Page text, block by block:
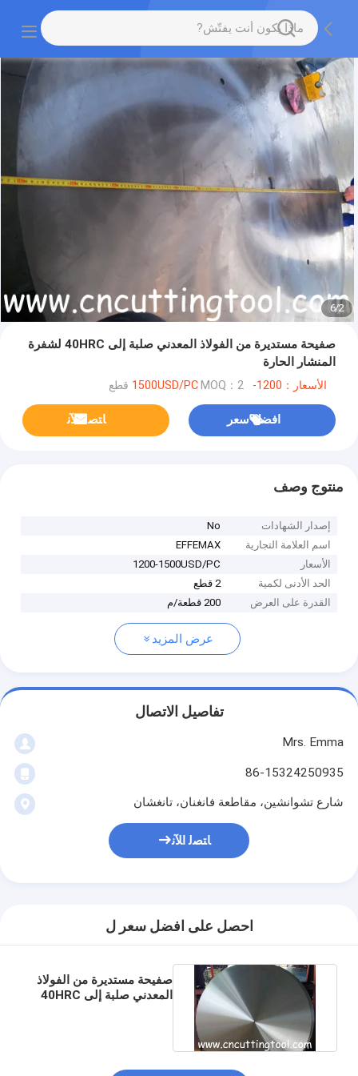
2
/
6
صفيحة مستديرة من الفولاذ المعدني صلبة إلى 40HRC لشفرة
المنشار الحارة
الأسعار：1200-1500USD/PC MOQ：2 قطع
افضل سعر ﺎﺘﺼﻟ ﺍﻶﻧ
منتوج وصف
إصدار الشهادات
No
اسم العلامة التجارية
EFFEMAX
الأسعار
1200-1500USD/PC
الحد الأدنى لكمية
2 قطع
القدرة على العرض
200 قطعة/م
عرض المزيد
تفاصيل الاتصال
Mrs. Emma
86-15324250935
شارع تشوانشين، مقاطعة فانغنان، تانغشان
ﺎﺘﺼﻟ ﺍﻶﻧ
احصل على افضل سعر ل
صفيحة مستديرة من الفولاذ
المعدني صلبة إلى 40HRC